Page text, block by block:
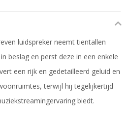
luidspreker neemt tientallen
beslag en perst deze in een enkele
een rijk en gedetailleerd geluid en
terwijl hij tegelijkertijd
biedt.